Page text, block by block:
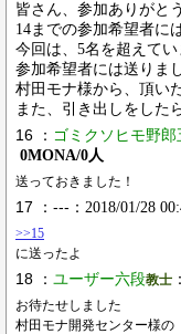
皆さん、参加ありがと
14までの参加希望者に
今回は、5名を超えて
参加希望者には送りま
村田モナ様から、頂い
また、引き出しをした
16 ： ゴミクソヒモ野郎
0MONA/0人
送っておきました！
17 ：--- ：2018/01/28
>>15
に送ったよ
18 ： ユーザー六段教士
お待たせしました
村田モナ開発センター様の